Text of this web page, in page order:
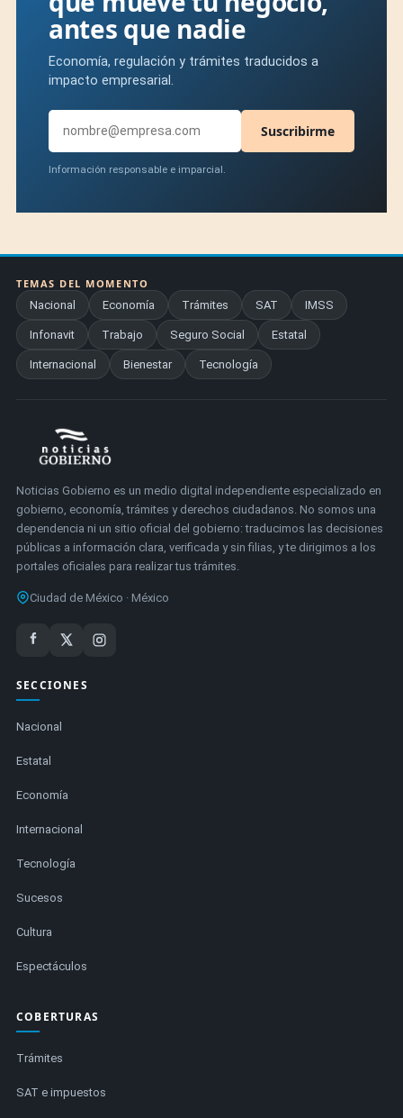
antes que nadie
Economía, regulación y trámites traducidos a
impacto empresarial.
Suscribirme
Información responsable e imparcial.
TEMAS DEL MOMENTO
Nacional
Economía Trámites SAT IMSS
Infonavit Trabajo Seguro Social Estatal
Internacional Bienestar Tecnología
Noticias Gobierno es un medio digital independiente especializado en
gobierno, economía, trámites y derechos ciudadanos. No somos una
dependencia ni un sitio oficial del gobierno: traducimos las decisiones
públicas a información clara, verificada y sin filias, y te dirigimos a los
portales oficiales para realizar tus trámites.
Ciudad de México · México
SECCIONES
Nacional
Estatal
Economía
Internacional
Tecnología
Sucesos
Cultura
Espectáculos
COBERTURAS
Trámites
SAT e impuestos